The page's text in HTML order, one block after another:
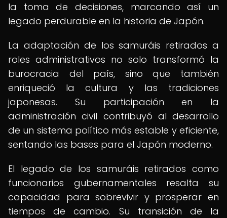
la toma de decisiones, marcando así un
legado perdurable en la historia de Japón.
La adaptación de los samuráis retirados a
roles administrativos no solo transformó la
burocracia del país, sino que también
enriqueció la cultura y las tradiciones
japonesas. Su participación en la
administración civil contribuyó al desarrollo
de un sistema político más estable y eficiente,
sentando las bases para el Japón moderno.
El legado de los samuráis retirados como
funcionarios gubernamentales resalta su
capacidad para sobrevivir y prosperar en
tiempos de cambio. Su transición de la